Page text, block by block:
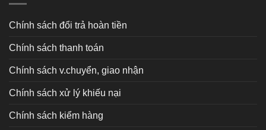
Chính sách đổi trả hoàn tiền
Chính sách thanh toán
Chính sách v.chuyển, giao nhận
Chính sách xử lý khiếu nại
Chính sách kiểm hàng